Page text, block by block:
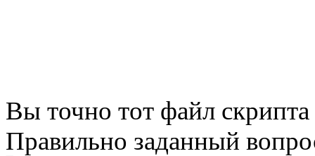
Вы точно тот файл
Правильно заданный